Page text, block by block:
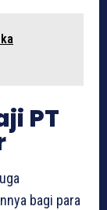
PT
bagi para